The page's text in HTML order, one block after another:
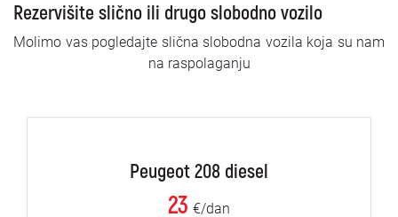
Rezervišite slično ili drugo slobodno vozilo
Molimo vas pogledajte slična slobodna vozila koja su nam
na raspolaganju
Peugeot 208 diesel
23 €/dan